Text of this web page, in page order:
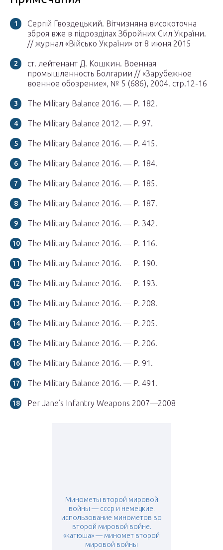
Сергій Гвоздецький. Вітчизняна високоточна
зброя вже в підрозділах Збройних Сил України.
// журнал «Військо України» от 8 июня 2015
ст. лейтенант Д. Кошкин. Военная
промышленность Болгарии // «Зарубежное
военное обозрение», № 5 (686), 2004. стр.12-16
The Military Balance 2016. — P. 182.
The Military Balance 2012. — P. 97.
The Military Balance 2016. — P. 415.
The Military Balance 2016. — P. 184.
The Military Balance 2016. — P. 185.
The Military Balance 2016. — P. 187.
The Military Balance 2016. — P. 342.
The Military Balance 2016. — P. 116.
The Military Balance 2016. — P. 190.
The Military Balance 2016. — P. 193.
The Military Balance 2016. — P. 208.
The Military Balance 2016. — P. 205.
The Military Balance 2016. — P. 206.
The Military Balance 2016. — P. 91.
The Military Balance 2016. — P. 491.
Per Jane’s Infantry Weapons 2007—2008
Минометы второй мировой
войны — ссср и немецкие.
использование минометов во
второй мировой войне.
«катюша» — миномет второй
мировой войны